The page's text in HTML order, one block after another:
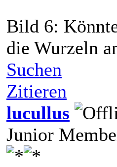
Bild 6:
die Wurzeln
Suchen
Zitieren
lucullus
Junior